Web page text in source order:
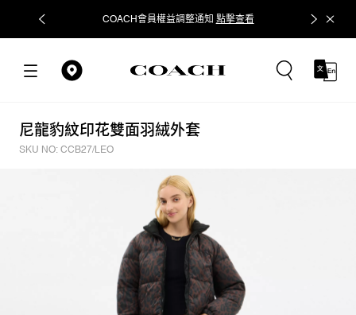
COACH會員權益調整通知 點擊查看 立即追蹤
尼龍豹紋印花雙面羽絨外套
SKU NO: CCB27/LEO